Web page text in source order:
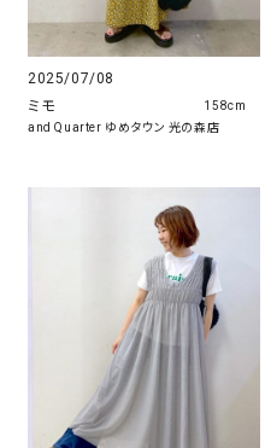
2025/07/08
ミモ
and Quarter ゆめタウン 光の森店
158cm